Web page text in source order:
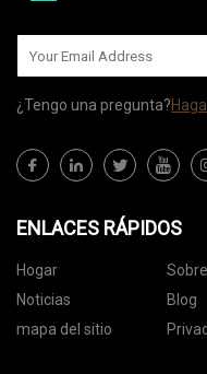
¿Tengo una pregunta?
ENLACES RÁPIDOS
Hogar
Noticias
Blog
mapa del sitio